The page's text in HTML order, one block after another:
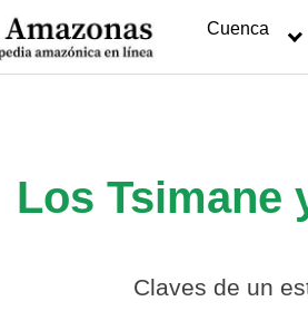
Cuenca
Los Tsimane
Claves de un